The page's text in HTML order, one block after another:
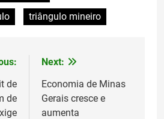
triângulo mineiro
de
de
Next:
Economia de Minas
Gerais cresce e
aumenta